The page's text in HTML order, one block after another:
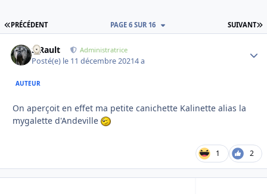
PREMIÈRE PAGE
PRÉCÉDENT SUIVANT
PAGE 6 SUR 16
S.Rault Administratrice
Posté(e) le 11 décembre 20214 a
AUTEUR
On aperçoit en effet ma petite canichette Kalinette alias la
mygalette d'Andeville
1 2